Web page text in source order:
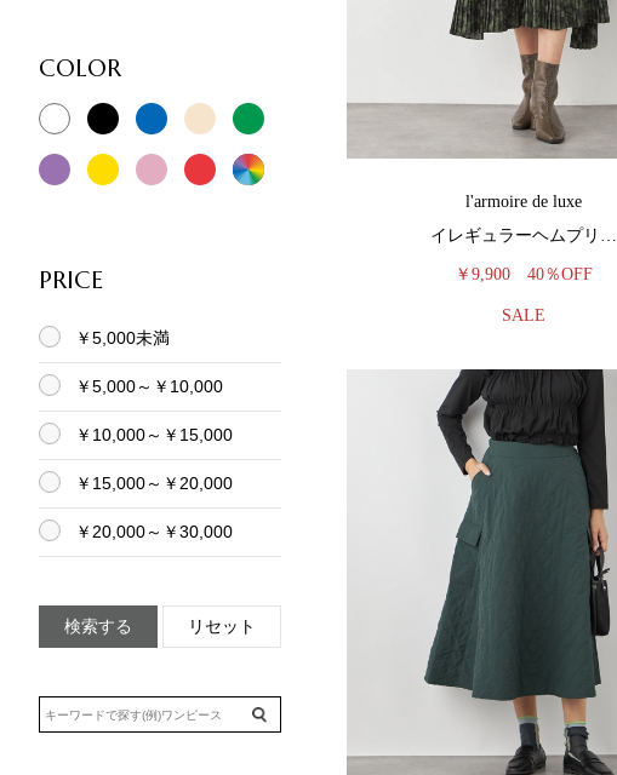
COLOR
PRICE
￥5,000未満
￥5,000～￥10,000
￥10,000～￥15,000
￥15,000～￥20,000
￥20,000～￥30,000
検索する リセット
l'armoire de luxe
イレギュラーヘムプリ…
￥9,900 40％OFF
SALE